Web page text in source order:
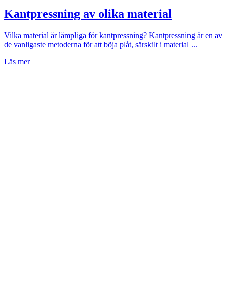
Kantpressning av olika material
Vilka material är lämpliga för kantpressning? Kantpressning är en av
de vanligaste metoderna för att böja plåt, särskilt i material ...
Läs mer